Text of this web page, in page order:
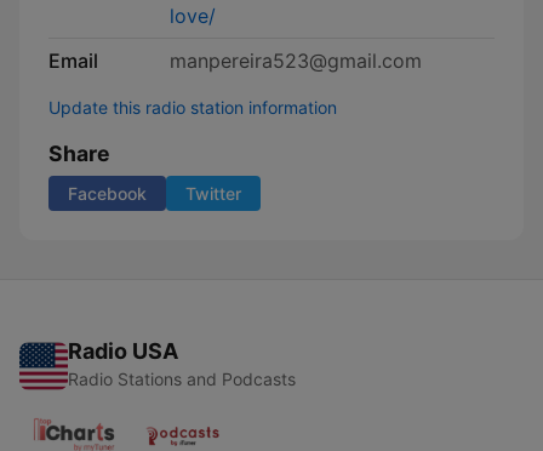
love/
Email
manpereira523@gmail.com
Update this radio station information
Share
Facebook Twitter
Radio USA
Radio Stations and Podcasts